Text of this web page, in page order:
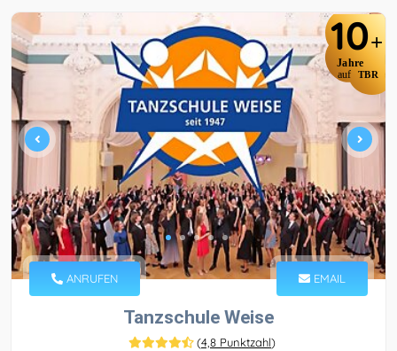
10+
Jahre
auf TBR
ANRUFEN EMAIL
Tanzschule Weise
(4,8 Punktzahl)